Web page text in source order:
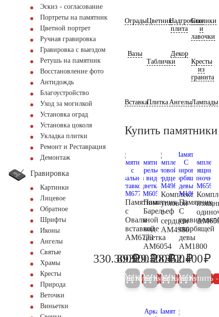
Эскиз - согласование
Портреты на памятник
Цветной портрет
Ручная гравировка
Гравировка с выездом
Ретушь на памятник
Восстановление фото
Антидождь
Благоустройство
Уход за могилкой
Установка оград
Установка цоколя
Укладка плитки
Ремонт и Реставрация
Демонтаж
Гравировка
Картинки
Лицевое
Обратное
Шрифты
Иконы
Ангелы
Святые
Храмы
Кресты
Природа
Веточки
Виньетки
ОградыЦветникНадгробная
плита
Столики
и
лавочки
Вазы
Таблички
Декор
Кресты
из
гранита
ВставкаПлитка АнгелыЛампады
Купить
Памятник
с
Овальной
вставкой
AM6773
347.700
330.300₽
Купить 5%
Памятник
Барельеф
в
виде
цветка
AM6054
94.600
89.900₽
Купить 5%
Комплекс
угловой
с
сердцем
AM4986
346.600
329.300₽
Купить 5%
Памятник
С
скорбящей
девы
AM1800
29.900
28.400₽
Купить 5%
352.400₽
Купить